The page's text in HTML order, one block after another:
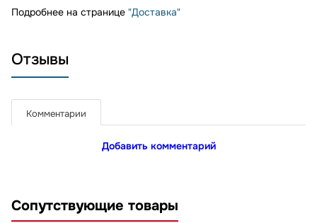
Подробнее на странице "Доставка"
Отзывы
Комментарии
Добавить комментарий
Сопутствующие товары